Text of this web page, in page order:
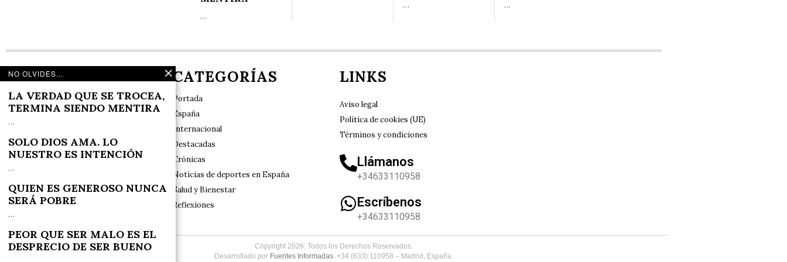
…
… …
NOSOTROS
Nuestro sello de identidad es el rigor y las
exclusivas, con especial respeto a la
CATEGORÍAS
Portada
España
Internacional
Destacadas
Crónicas
Noticias de deportes en España
Salud y Bienestar
Reflexiones
LINKS
Aviso legal
Política de cookies (UE)
Términos y condiciones
Llámanos
+34633110958
Escríbenos
+34633110958
Copyright 2026. Todos los Derechos Reservados.
Desarrollado por Fuentes Informadas. +34 (633) 110958 – Madrid, España.
NO OLVIDES...
LA VERDAD QUE SE TROCEA,
TERMINA SIENDO MENTIRA
…
SOLO DIOS AMA. LO
NUESTRO ES INTENCIÓN
…
QUIEN ES GENEROSO NUNCA
SERÁ POBRE
…
PEOR QUE SER MALO ES EL
DESPRECIO DE SER BUENO